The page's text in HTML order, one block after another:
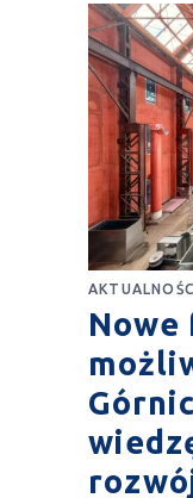
AKTUALNOŚCI
Nowe